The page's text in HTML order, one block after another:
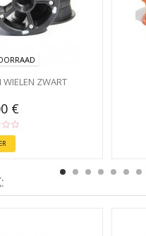
WIELEN ZWART
€